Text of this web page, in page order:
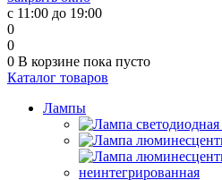
с 11:00 до 19:00
0
0
0 В корзине пока пусто
Каталог товаров
Лампы